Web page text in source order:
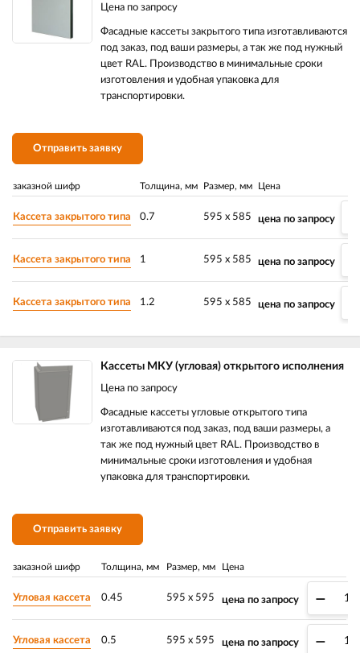
Цена по запросу
Фасадные кассеты закрытого типа изготавливаются
под заказ, под ваши размеры, а так же под нужный
цвет RAL. Производство в минимальные сроки
изготовления и удобная упаковка для
транспортировки.
Отправить заявку
заказной шифр Толщина, мм Размер, мм Цена
Кассета закрытого типа 0.7 595 х 585 цена по запросу
Кассета закрытого типа 1 595 х 585 цена по запросу
Кассета закрытого типа 1.2 595 х 585 цена по запросу
Кассеты МКУ (угловая) открытого исполнения
Цена по запросу
Фасадные кассеты угловые открытого типа
изготавливаются под заказ, под ваши размеры, а
так же под нужный цвет RAL. Производство в
минимальные сроки изготовления и удобная
упаковка для транспортировки.
Отправить заявку
заказной шифр Толщина, мм Размер, мм Цена
Угловая кассета 0.45 595 х 595 цена по запросу –
Угловая кассета 0.5 595 х 595 цена по запросу –